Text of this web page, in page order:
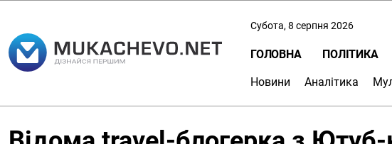
Субота, 8 серпня 2026
ГОЛОВНА ПОЛІТИКА
Новини Аналітика